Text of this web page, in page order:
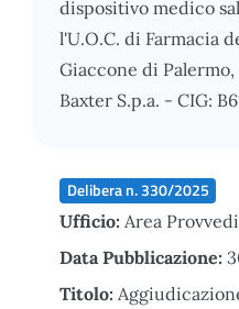
dispositivo medico
l'U.O.C. di Farmacia
Giaccone di
Baxter S.p.a. - CIG:
Delibera n. 330/2025
Ufficio: Area
Data Pubblicazione:
Titolo: